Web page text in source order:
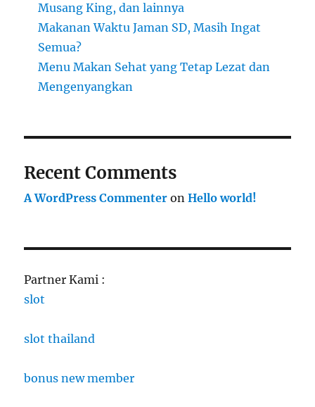
Musang King, dan lainnya
Makanan Waktu Jaman SD, Masih Ingat
Semua?
Menu Makan Sehat yang Tetap Lezat dan
Mengenyangkan
Recent Comments
A WordPress Commenter onHello world!
Partner Kami :
slot
slot thailand
bonus new member